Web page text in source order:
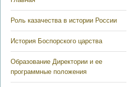
Роль казачества в истории России
История Боспорского царства
Образование Директории и ее
программные положения